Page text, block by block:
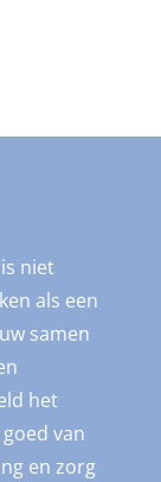
niet
als een
samen
het
van
en zorg